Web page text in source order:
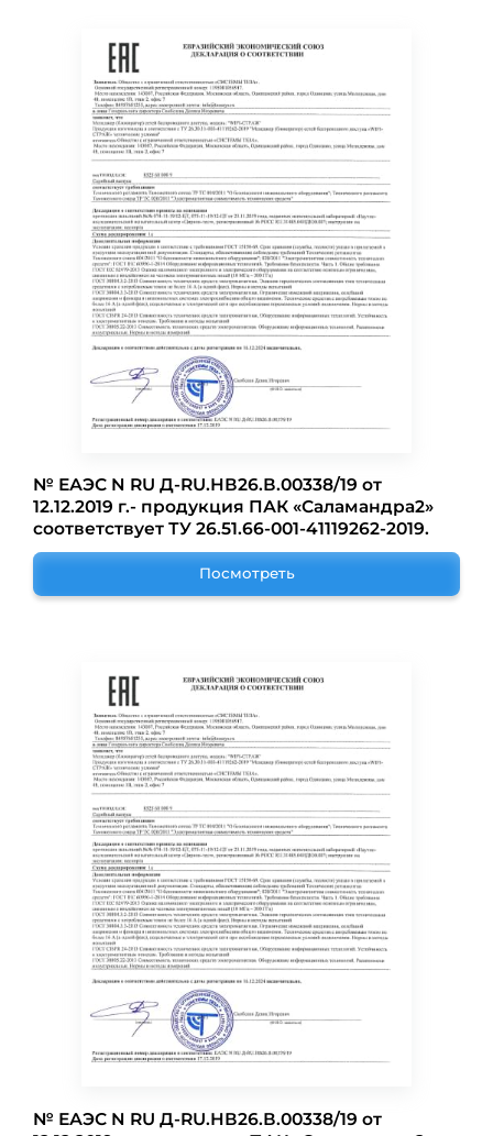
№ ЕАЭС N RU Д-RU.НВ26.В.00338/19 от
12.12.2019 г.- продукция ПАК «Саламандра2»
соответствует ТУ 26.51.66-001-41119262-2019.
Посмотреть
№ ЕАЭС N RU Д-RU.НВ26.В.00338/19 от